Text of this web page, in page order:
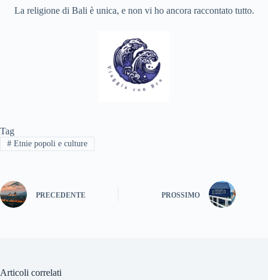
La religione di Bali è unica, e non vi ho ancora raccontato tutto.
Tag
#Etnie popoli e culture
PRECEDENTE PROSSIMO
Articoli correlati